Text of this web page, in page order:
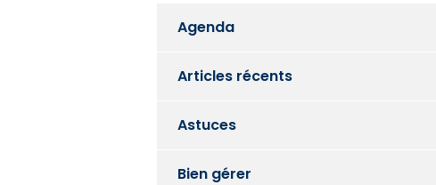
Agenda
Articles récents
Astuces
Bien gérer